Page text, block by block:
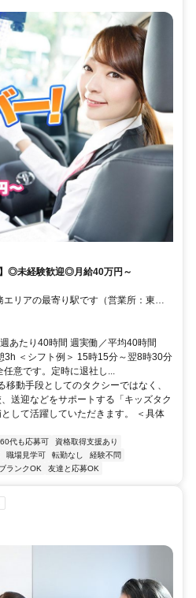
】◎未経験歓迎◎月給40万円～
リアの最寄り駅です（営業所：東京
あたり40時間 週実働／平均40時間
＜シフト例＞ 15時15分～翌8時30分
任意です。定時に退社し...
動手段としてのタクシーではなく、
送迎などをサポートする「キッズタク
して活躍していただきます。 ＜具体
60代も応募可
資格取得支援あり
職場見学可 転勤なし
経験不問
ブランクOK 友達と応募OK